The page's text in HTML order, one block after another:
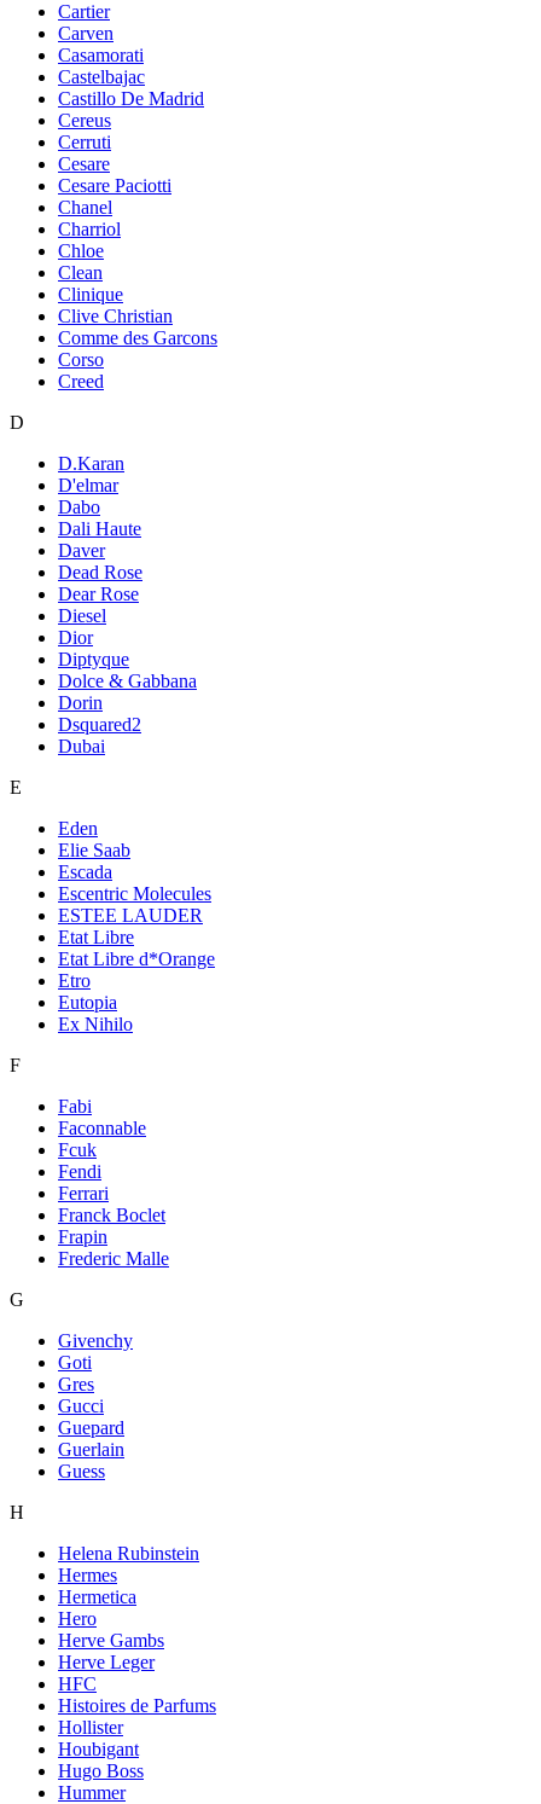
Cartier
Carven
Casamorati
Castelbajac
Castillo De Madrid
Cereus
Cerruti
Cesare
Cesare Paciotti
Chanel
Charriol
Chloe
Clean
Clinique
Clive Christian
Comme des Garcons
Corso
Creed
D
D.Karan
D'elmar
Dabo
Dali Haute
Daver
Dead Rose
Dear Rose
Diesel
Dior
Diptyque
Dolce & Gabbana
Dorin
Dsquared2
Dubai
E
Eden
Elie Saab
Escada
Escentric Molecules
ESTEE LAUDER
Etat Libre
Etat Libre d*Orange
Etro
Eutopia
Ex Nihilo
F
Fabi
Faconnable
Fcuk
Fendi
Ferrari
Franck Boclet
Frapin
Frederic Malle
G
Givenchy
Goti
Gres
Gucci
Guepard
Guerlain
Guess
H
Helena Rubinstein
Hermes
Hermetica
Hero
Herve Gambs
Herve Leger
HFC
Histoires de Parfums
Hollister
Houbigant
Hugo Boss
Hummer